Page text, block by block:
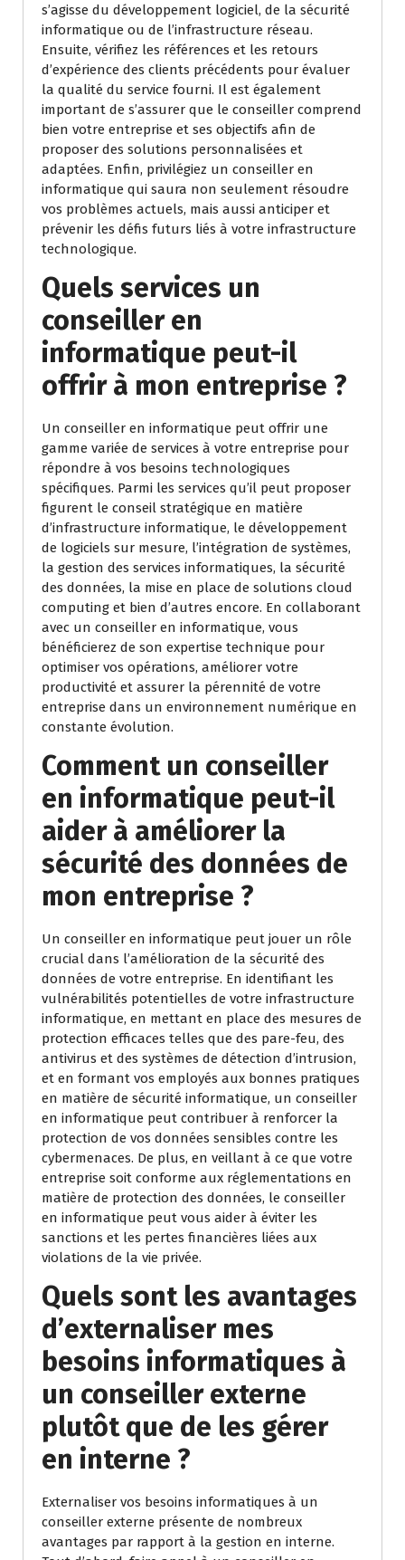
s’agisse du développement logiciel, de la sécurité
informatique ou de l’infrastructure réseau.
Ensuite, vérifiez les références et les retours
d’expérience des clients précédents pour évaluer
la qualité du service fourni. Il est également
important de s’assurer que le conseiller comprend
bien votre entreprise et ses objectifs afin de
proposer des solutions personnalisées et
adaptées. Enfin, privilégiez un conseiller en
informatique qui saura non seulement résoudre
vos problèmes actuels, mais aussi anticiper et
prévenir les défis futurs liés à votre infrastructure
technologique.
Quels services un
conseiller en
informatique peut-il
offrir à mon entreprise ?
Un conseiller en informatique peut offrir une
gamme variée de services à votre entreprise pour
répondre à vos besoins technologiques
spécifiques. Parmi les services qu’il peut proposer
figurent le conseil stratégique en matière
d’infrastructure informatique, le développement
de logiciels sur mesure, l’intégration de systèmes,
la gestion des services informatiques, la sécurité
des données, la mise en place de solutions cloud
computing et bien d’autres encore. En collaborant
avec un conseiller en informatique, vous
bénéficierez de son expertise technique pour
optimiser vos opérations, améliorer votre
productivité et assurer la pérennité de votre
entreprise dans un environnement numérique en
constante évolution.
Comment un conseiller
en informatique peut-il
aider à améliorer la
sécurité des données de
mon entreprise ?
Un conseiller en informatique peut jouer un rôle
crucial dans l’amélioration de la sécurité des
données de votre entreprise. En identifiant les
vulnérabilités potentielles de votre infrastructure
informatique, en mettant en place des mesures de
protection efficaces telles que des pare-feu, des
antivirus et des systèmes de détection d’intrusion,
et en formant vos employés aux bonnes pratiques
en matière de sécurité informatique, un conseiller
en informatique peut contribuer à renforcer la
protection de vos données sensibles contre les
cybermenaces. De plus, en veillant à ce que votre
entreprise soit conforme aux réglementations en
matière de protection des données, le conseiller
en informatique peut vous aider à éviter les
sanctions et les pertes financières liées aux
violations de la vie privée.
Quels sont les avantages
d’externaliser mes
besoins informatiques à
un conseiller externe
plutôt que de les gérer
en interne ?
Externaliser vos besoins informatiques à un
conseiller externe présente de nombreux
avantages par rapport à la gestion en interne.